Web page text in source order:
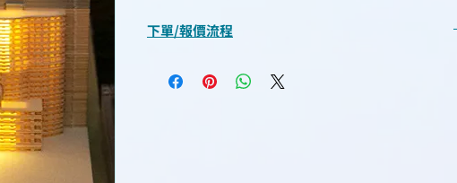
下單/報價流程
查詢或報價”